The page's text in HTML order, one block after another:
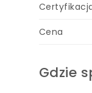
Cena
Gdzie